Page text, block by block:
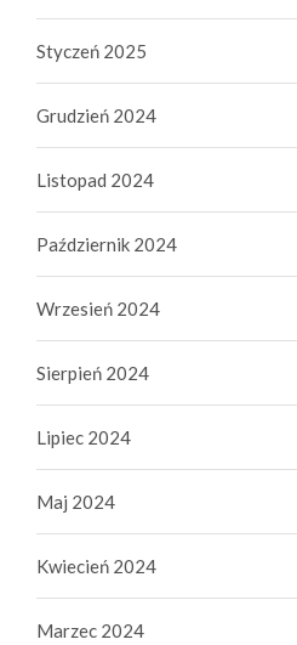
Styczeń 2025
Grudzień 2024
Listopad 2024
Październik 2024
Wrzesień 2024
Sierpień 2024
Lipiec 2024
Maj 2024
Kwiecień 2024
Marzec 2024